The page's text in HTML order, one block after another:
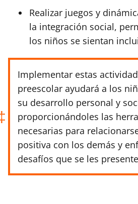
Realizar juegos y
la integración social,
los niños se sientan
Implementar estas
preescolar ayudará a los
su desarrollo personal y
proporcionándoles las
necesarias para
positiva con los demás y
desafíos que se les